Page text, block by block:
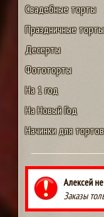
Свадебные торты
Праздничные торты
Десерты
Фототорты
На 1 год
На Новый Год
Начинки для тортов
Алексей
Заказы